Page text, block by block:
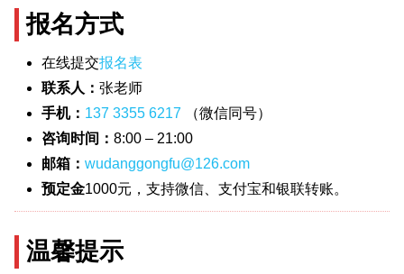
报名方式
在线提交报名表
联系人： 张老师
手机： 137 3355 6217 （微信同号）
咨询时间： 8:00 – 21:00
邮箱： wudanggongfu@126.com
预定金1000元，支持微信、支付宝和银联转账。
温馨提示